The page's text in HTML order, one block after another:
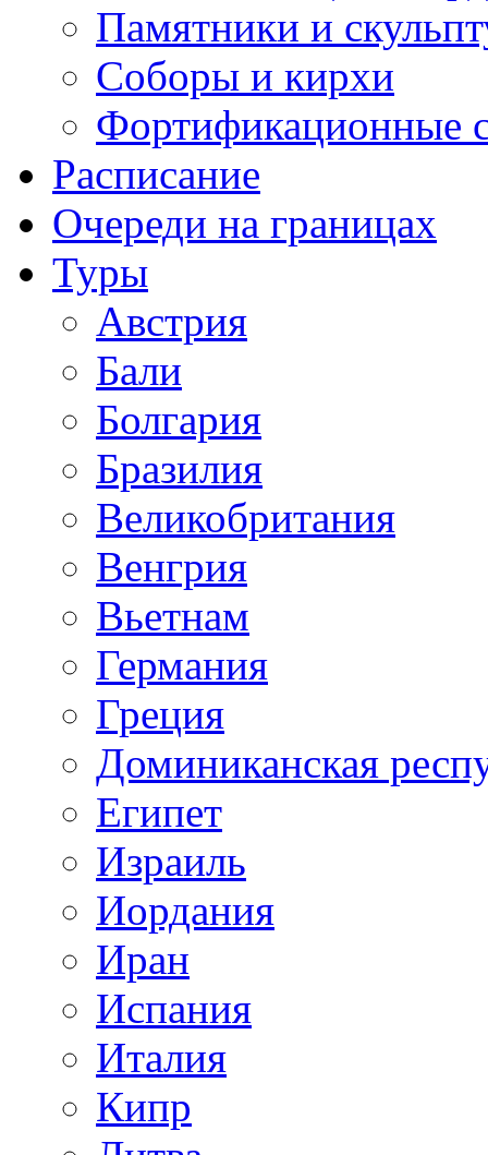
Памятники и
Соборы и кирхи
Фортификационные
Расписание
Очереди на границах
Туры
Австрия
Бали
Болгария
Бразилия
Великобритания
Венгрия
Вьетнам
Германия
Греция
Доминиканская
Египет
Израиль
Иордания
Иран
Испания
Италия
Кипр